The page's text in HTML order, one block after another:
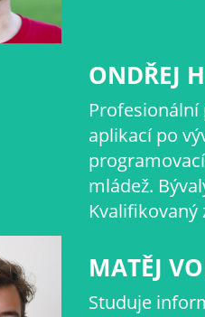
ONDŘEJ
aplikací po
mládež.
MATĚJ
Studuje